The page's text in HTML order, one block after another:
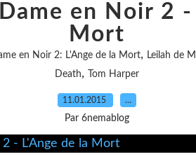
en Noir 2 -
Mort
en Noir 2: L'Ange de la Mort, Leilah de
Death, Tom Harper
11.01.2015 …
Par 6nemablog